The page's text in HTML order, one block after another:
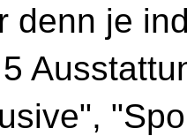
denn je